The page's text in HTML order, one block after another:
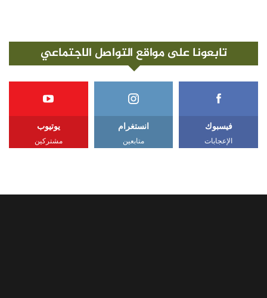
تابعونا على مواقع التواصل الاجتماعي
فيسبوك
الإعجابات
انستغرام
متابعين
يوتيوب
مشتركين